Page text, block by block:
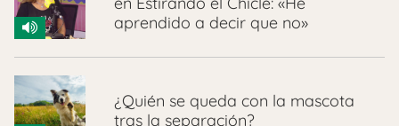
aprendido a decir que no»
¿Quién se queda con la mascota
tras la separación?